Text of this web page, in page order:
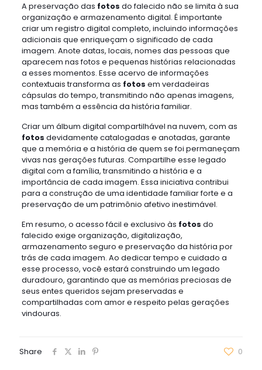
A preservação das fotos do falecido não se limita à sua
organização e armazenamento digital. É importante
criar um registro digital completo, incluindo informações
adicionais que enriqueçam o significado de cada
imagem. Anote datas, locais, nomes das pessoas que
aparecem nas fotos e pequenas histórias relacionadas
a esses momentos. Esse acervo de informações
contextuais transforma as fotos em verdadeiras
cápsulas do tempo, transmitindo não apenas imagens,
mas também a essência da história familiar.
Criar um álbum digital compartilhável na nuvem, com as
fotos devidamente catalogadas e anotadas, garante
que a memória e a história de quem se foi permaneçam
vivas nas gerações futuras. Compartilhe esse legado
digital com a família, transmitindo a história e a
importância de cada imagem. Essa iniciativa contribui
para a construção de uma identidade familiar forte e a
preservação de um patrimônio afetivo inestimável.
Em resumo, o acesso fácil e exclusivo às fotos do
falecido exige organização, digitalização,
armazenamento seguro e preservação da história por
trás de cada imagem. Ao dedicar tempo e cuidado a
esse processo, você estará construindo um legado
duradouro, garantindo que as memórias preciosas de
seus entes queridos sejam preservadas e
compartilhadas com amor e respeito pelas gerações
vindouras.
Share 0